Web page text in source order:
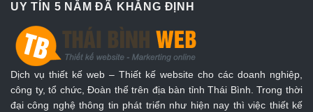
UY TÍN 5 NĂM ĐÃ KHẲNG ĐỊNH
Dịch vụ thiết kế web – Thiết kế website cho các doanh nghiệp,
công ty, tổ chức, Đoàn thể trên địa bàn tỉnh Thái Bình. Trong thời
đại công nghệ thông tin phát triển như hiện nay thì việc thiết kế